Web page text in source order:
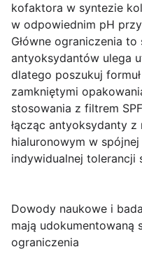
kofaktora w syntezie
w odpowiednim pH
Główne ograniczenia
antyoksydantów ulega
dlatego poszukuj
zamkniętymi
stosowania z filtrem
łącząc antyoksydanty
hialuronowym w
indywidualnej tolerancji
Dowody naukowe i
mają udokumentowaną
ograniczenia